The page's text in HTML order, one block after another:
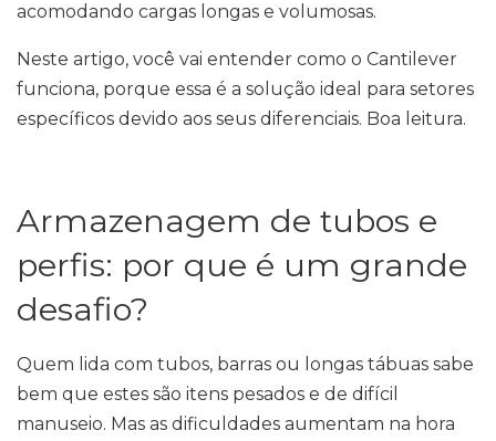
acomodando cargas longas e volumosas.
Neste artigo, você vai entender como o Cantilever
funciona, porque essa é a solução ideal para setores
específicos devido aos seus diferenciais. Boa leitura.
Armazenagem de tubos e
perfis: por que é um grande
desafio?
Quem lida com tubos, barras ou longas tábuas sabe
bem que estes são itens pesados e de difícil
manuseio. Mas as dificuldades aumentam na hora